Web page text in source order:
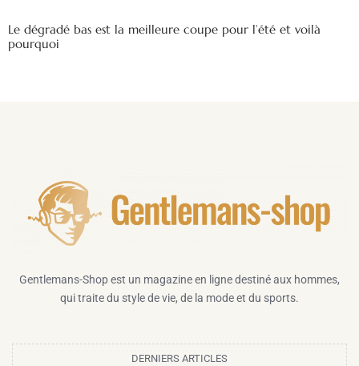
Le dégradé bas est la meilleure coupe pour l’été et voilà
pourquoi
Gentlemans-Shop est un magazine en ligne destiné aux hommes,
qui traite du style de vie, de la mode et du sports.
DERNIERS ARTICLES